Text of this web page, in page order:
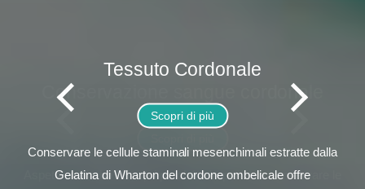
Tessuto Cordonale
Scopri di più
Conservazione sangue cordonale
Aspetti un bimbo? Scopri perché è importante conservare le
Conservazione DNA
Scopri di più
Cosa sono le cellule staminali
Scopri di più